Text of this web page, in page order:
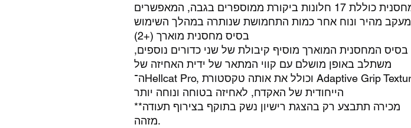
המחסנית כוללת 17 חלונות ביקורת ממוספרים בגבה, המאפשרים
מעקב מהיר ונוח אחר כמות התחמושת שנותרה במהלך השימוש
בסיס מחסנית מוארך (+2)
בסיס המחסנית המוארך מוסיף קיבולת של שני כדורים נוספים,
משתלב באופן מושלם עם קווי המתאר של ידית האחיזה של
ה־Hellcat Pro, וכולל את אותה טקסטורת Adaptive Grip Texture
הייחודית של האקדח, לאחיזה בטוחה ונוחה יותר
**מכירה תתבצע רק בהצגת רישיון נשק בתוקף בצירוף תעודה
מזהה.